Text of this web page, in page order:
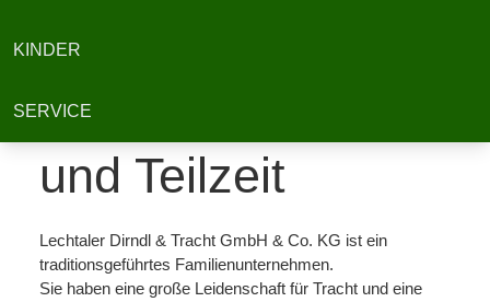
KINDER
SERVICE
Verkäufer (m/w/d)
für Tracht in Voll-
und Teilzeit
Lechtaler Dirndl & Tracht GmbH & Co. KG ist ein
traditionsgeführtes Familienunternehmen.
Sie haben eine große Leidenschaft für Tracht und eine